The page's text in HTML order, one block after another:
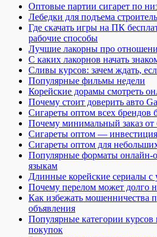
Оптовые партии сигарет по
Лебедки для подъема
Где скачать игры на ПК
рабочие способы
Лучшие лакорны про
С каких лакорнов начать
Сливы курсов: зачем ждать,
Популярные фильмы недели
Корейские дорамы смотреть
Почему стоит доверить авто
Сигареты оптом всех брендов
Почему минимальный заказ
Сигареты оптом —
Сигареты оптом для
Популярные форматы онлайн-
языкам
Длинные корейские сериалы
Почему перелом может долго
Как избежать мошенничества
объявления
Популярные категории курсов
покупок